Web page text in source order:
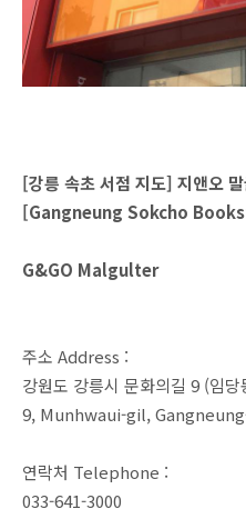
[강릉 속초 서점 지도] 지앤오
[Gangneung Sokcho
G&GO Malgulter
주소 Address :
강원도 강릉시 문화의길 9 (임당
9, Munhwaui-gil,
연락처 Telephone :
033-641-3000